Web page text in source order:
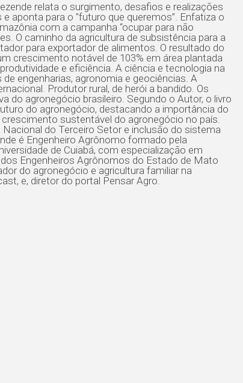
relata o surgimento, desafios e realizações
aponta para o "futuro que queremos”. Enfatiza o
com a campanha “ocupar para não
O caminho da agricultura de subsistência para a
para exportador de alimentos. O resultado do
crescimento notável de 103% em área plantada
e eficiência. A ciência e tecnologia na
engenharias, agronomia e geociências. A
Produtor rural, de herói a bandido. Os
do agronegócio brasileiro. Segundo o Autor, o livro
do agronegócio, destacando a importância do
sustentável do agronegócio no país.
do Terceiro Setor e inclusão do sistema
é Engenheiro Agrônomo formado pela
de Cuiabá, com especialização em
Engenheiros Agrônomos do Estado de Mato
do agronegócio e agricultura familiar na
e, diretor do portal Pensar Agro.